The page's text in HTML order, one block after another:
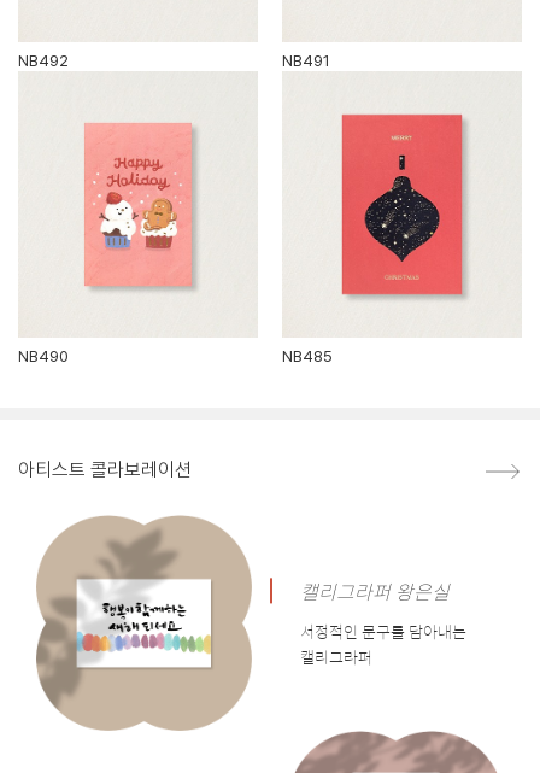
NB492 NB491
NB490 NB485
아티스트 콜라보레이션
캘리그라퍼 왕은실
서정적인 문구를 담아내는
캘리그라퍼